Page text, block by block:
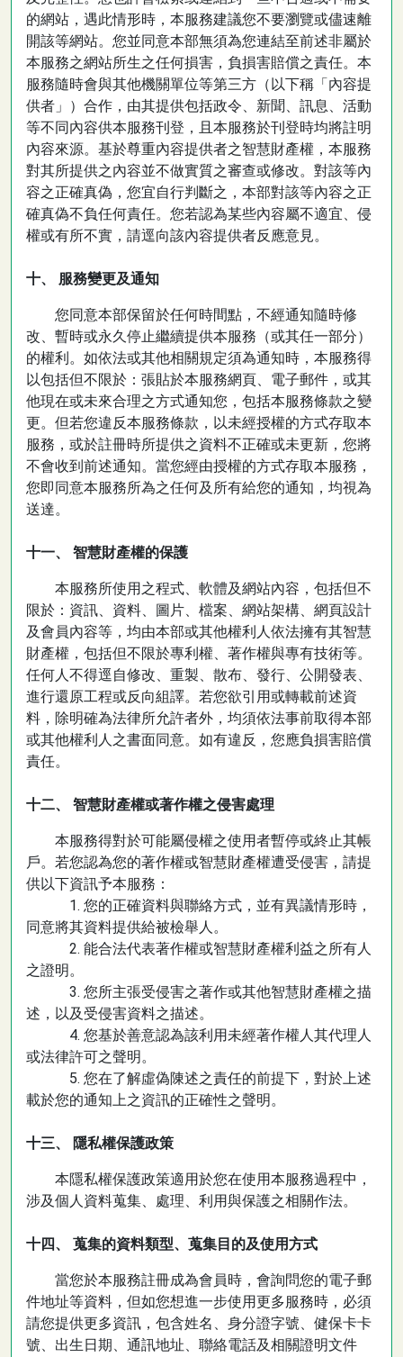
的網站，遇此情形時，本服務建議您不要瀏覽或儘速離
開該等網站。您並同意本部無須為您連結至前述非屬於
本服務之網站所生之任何損害，負損害賠償之責任。本
服務隨時會與其他機關單位等第三方（以下稱「內容提
供者」）合作，由其提供包括政令、新聞、訊息、活動
等不同內容供本服務刊登，且本服務於刊登時均將註明
內容來源。基於尊重內容提供者之智慧財產權，本服務
對其所提供之內容並不做實質之審查或修改。對該等內
容之正確真偽，您宜自行判斷之，本部對該等內容之正
確真偽不負任何責任。您若認為某些內容屬不適宜、侵
權或有所不實，請逕向該內容提供者反應意見。
十、 服務變更及通知
您同意本部保留於任何時間點，不經通知隨時修
改、暫時或永久停止繼續提供本服務（或其任一部分）
的權利。如依法或其他相關規定須為通知時，本服務得
以包括但不限於：張貼於本服務網頁、電子郵件，或其
他現在或未來合理之方式通知您，包括本服務條款之變
更。但若您違反本服務條款，以未經授權的方式存取本
服務，或於註冊時所提供之資料不正確或未更新，您將
不會收到前述通知。當您經由授權的方式存取本服務，
您即同意本服務所為之任何及所有給您的通知，均視為
送達。
十一、 智慧財產權的保護
本服務所使用之程式、軟體及網站內容，包括但不
限於：資訊、資料、圖片、檔案、網站架構、網頁設計
及會員內容等，均由本部或其他權利人依法擁有其智慧
財產權，包括但不限於專利權、著作權與專有技術等。
任何人不得逕自修改、重製、散布、發行、公開發表、
進行還原工程或反向組譯。若您欲引用或轉載前述資
料，除明確為法律所允許者外，均須依法事前取得本部
或其他權利人之書面同意。如有違反，您應負損害賠償
責任。
十二、 智慧財產權或著作權之侵害處理
本服務得對於可能屬侵權之使用者暫停或終止其帳
戶。若您認為您的著作權或智慧財產權遭受侵害，請提
供以下資訊予本服務：
1. 您的正確資料與聯絡方式，並有異議情形時，
同意將其資料提供給被檢舉人。
2. 能合法代表著作權或智慧財產權利益之所有人
之證明。
3. 您所主張受侵害之著作或其他智慧財產權之描
述，以及受侵害資料之描述。
4. 您基於善意認為該利用未經著作權人其代理人
或法律許可之聲明。
5. 您在了解虛偽陳述之責任的前提下，對於上述
載於您的通知上之資訊的正確性之聲明。
十三、 隱私權保護政策
本隱私權保護政策適用於您在使用本服務過程中，
涉及個人資料蒐集、處理、利用與保護之相關作法。
十四、 蒐集的資料類型、蒐集目的及使用方式
當您於本服務註冊成為會員時，會詢問您的電子郵
件地址等資料，但如您想進一步使用更多服務時，必須
請您提供更多資訊，包含姓名、身分證字號、健保卡卡
號、出生日期、通訊地址、聯絡電話及相關證明文件